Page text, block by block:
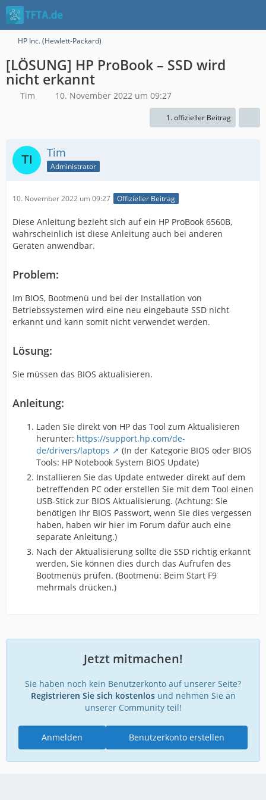
HP Inc. (Hewlett-Packard)
[LÖSUNG] HP ProBook – SSD wird
nicht erkannt
Tim 10. November 2022 um 09:27
1. offizieller Beitrag
Tim
Administrator
10. November 2022 um 09:27 Offizieller Beitrag
Diese Anleitung bezieht sich auf ein HP ProBook 6560B,
wahrscheinlich ist diese Anleitung auch bei anderen
Geräten anwendbar.
Problem:
Im BIOS, Bootmenü und bei der Installation von
Betriebssystemen wird eine neu eingebaute SSD nicht
erkannt und kann somit nicht verwendet werden.
Lösung:
Sie müssen das BIOS aktualisieren.
Anleitung:
Laden Sie direkt von HP das Tool zum Aktualisieren
herunter: https://support.hp.com/de-
de/drivers/laptops
(In der Kategorie BIOS oder BIOS
Tools: HP Notebook System BIOS Update)
Installieren Sie das Update entweder direkt auf dem
betreffenden PC oder erstellen Sie mit dem Tool einen
USB-Stick zur BIOS Aktualisierung. (Achtung: Sie
benötigen Ihr BIOS Passwort, wenn Sie dies vergessen
haben, haben wir hier im Forum dafür auch eine
separate Anleitung.)
Nach der Aktualisierung sollte die SSD richtig erkannt
werden, Sie können dies durch das Aufrufen des
Bootmenüs prüfen. (Bootmenü: Beim Start F9
mehrmals drücken.)
Jetzt mitmachen!
Sie haben noch kein Benutzerkonto auf unserer Seite?
Registrieren Sie sich kostenlosund nehmen Sie an
unserer Community teil!
Benutzerkonto erstellen
Anmelden